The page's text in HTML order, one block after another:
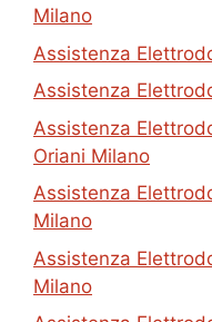
Milano
Assistenza
Assistenza
Assistenza
Oriani Milano
Assistenza
Milano
Assistenza
Milano